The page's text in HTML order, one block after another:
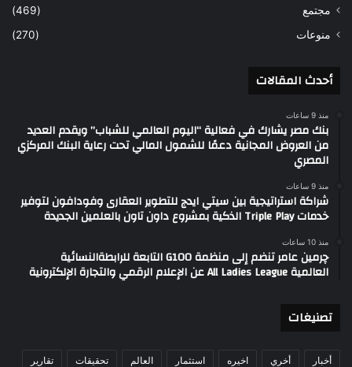
مجتمع
(469)
منوعات
(270)
أحدث المقالات
منذ 9 ساعات
بنك مصر يشارك في فعالية “اليوم العالمي للشباب” ويقدم العديد
من العروض المجانية دعمًا للشمول المالي تحت رعاية البنك المركزي
المصري
منذ 9 ساعات
شراكة استراتيجية بين سيتي ايدج للتطوير العقارى وفودافون لتوفير
خدمات Triple Play الذكية بمشروع داون تاون بالعلمين الجديدة
منذ 10 ساعات
چرمين عامر تنضم إلى منظمة G100 التابعة للرابطةالنسائية
العالمية All Ladies League عن الإعلام الرقمي والتجارة الإلكترونية
تصنيغات
أخبار أخري اخيره استثمار العالم تحقيقات تقارير